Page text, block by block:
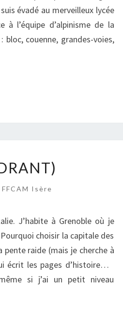
évadé au merveilleux lycée
à l’équipe d’alpinisme de la
couenne, grandes-voies,
Isère
J’habite à Grenoble où je
choisir la capitale des
raide (mais je cherche à
écrit les pages d’histoire…
si j’ai un petit niveau